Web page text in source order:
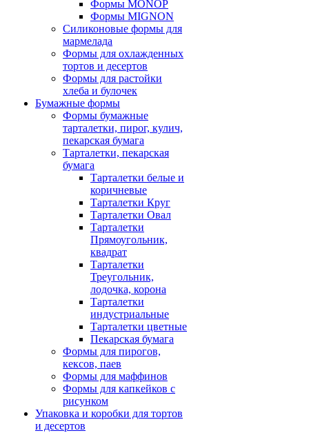
Формы MONOP
Формы MIGNON
Силиконовые формы для
мармелада
Формы для oхлажденных
тортов и десертов
Формы для растойки
хлеба и булочек
Бумажные формы
Формы бумажные
тарталетки, пирог, кулич,
пекарская бумага
Тарталетки, пекарская
бумага
Тарталетки белые и
коричневые
Тарталетки Круг
Тарталетки Овал
Тарталетки
Прямоугольник,
квадрат
Тарталетки
Треугольник,
лодочка, корона
Тарталетки
индустриальные
Тарталетки цветные
Пекарская бумага
Формы для пирогов,
кексов, паев
Формы для маффинов
Формы для капкейков с
рисунком
Упаковка и коробки для тортов
и десертов